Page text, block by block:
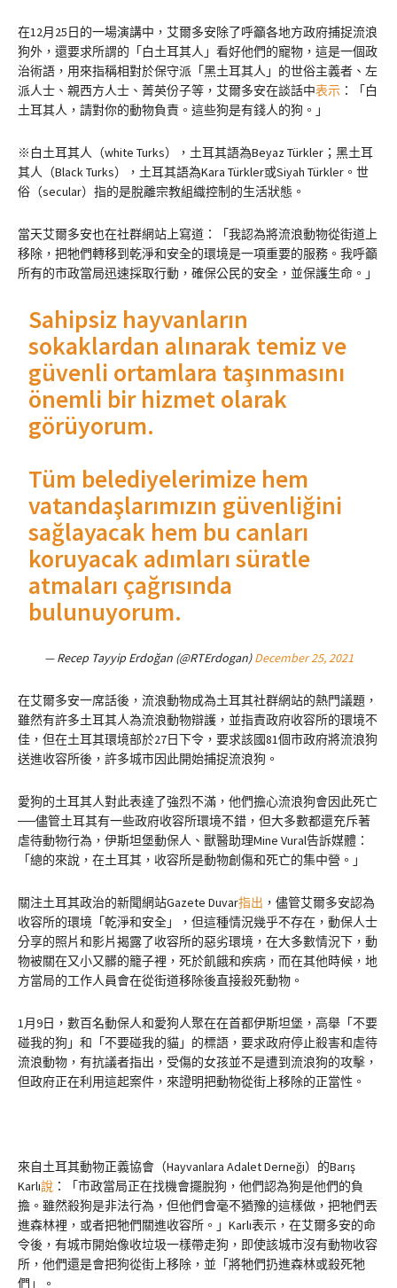
在12月25日的一場演講中，艾爾多安除了呼籲各地方政府捕捉流浪
狗外，還要求所謂的「白土耳其人」看好他們的寵物，這是一個政
治術語，用來指稱相對於保守派「黑土耳其人」的世俗主義者、左
派人士、親西方人士、菁英份子等，艾爾多安在談話中表示 ：「白
土耳其人，請對你的動物負責。這些狗是有錢人的狗。」
※白土耳其人（white Turks），土耳其語為Beyaz Türkler；黑土耳
其人（Black Turks），土耳其語為Kara Türkler或Siyah Türkler。世
俗（secular）指的是脫離宗教組織控制的生活狀態。
當天艾爾多安也在社群網站上寫道：「我認為將流浪動物從街道上
移除，把牠們轉移到乾淨和安全的環境是一項重要的服務。我呼籲
所有的市政當局迅速採取行動，確保公民的安全，並保護生命。」
Sahipsiz hayvanların
sokaklardan alınarak temiz ve
güvenli ortamlara taşınmasını
önemli bir hizmet olarak
görüyorum.
Tüm belediyelerimize hem
vatandaşlarımızın güvenliğini
sağlayacak hem bu canları
koruyacak adımları süratle
atmaları çağrısında
bulunuyorum.
— Recep Tayyip Erdoğan (@RTErdogan)December 25, 2021
在艾爾多安一席話後，流浪動物成為土耳其社群網站的熱門議題，
雖然有許多土耳其人為流浪動物辯護，並指責政府收容所的環境不
佳，但在土耳其環境部於27日下令，要求該國81個市政府將流浪狗
送進收容所後，許多城市因此開始捕捉流浪狗。
愛狗的土耳其人對此表達了強烈不滿，他們擔心流浪狗會因此死亡
──儘管土耳其有一些政府收容所環境不錯，但大多數都還充斥著
虐待動物行為，伊斯坦堡動保人、獸醫助理Mine Vural告訴媒體：
「總的來說，在土耳其，收容所是動物創傷和死亡的集中營。」
關注土耳其政治的新聞網站Gazete Duvar指出 ，儘管艾爾多安認為
收容所的環境「乾淨和安全」，但這種情況幾乎不存在，動保人士
分享的照片和影片揭露了收容所的惡劣環境，在大多數情況下，動
物被關在又小又髒的籠子裡，死於飢餓和疾病，而在其他時候，地
方當局的工作人員會在從街道移除後直接殺死動物。
1月9日，數百名動保人和愛狗人聚在在首都伊斯坦堡，高舉「不要
碰我的狗」和「不要碰我的貓」的標語，要求政府停止殺害和虐待
流浪動物，有抗議者指出，受傷的女孩並不是遭到流浪狗的攻擊，
但政府正在利用這起案件，來證明把動物從街上移除的正當性。
來自土耳其動物正義協會（Hayvanlara Adalet Derneği）的Barış
Karlı說 ：「市政當局正在找機會擺脫狗，他們認為狗是他們的負
擔。雖然殺狗是非法行為，但他們會毫不猶豫的這樣做，把牠們丟
進森林裡，或者把牠們關進收容所。」Karlı表示，在艾爾多安的命
令後，有城市開始像收垃圾一樣帶走狗，即使該城市沒有動物收容
所，他們還是會把狗從街上移除，並「將牠們扔進森林或殺死牠
們」。